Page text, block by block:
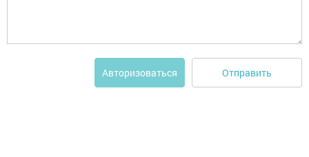
Авторизоваться Отправить